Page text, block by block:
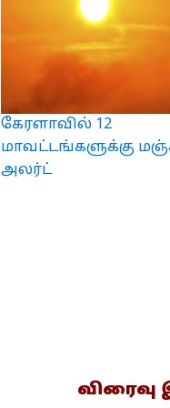
கேரளாவில் 12
மாவட்டங்களுக்கு
அலர்ட்